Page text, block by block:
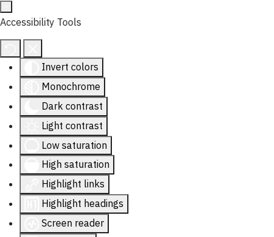
Accessibility Tools
Invert colors
Monochrome
Dark contrast
Light contrast
Low saturation
High saturation
Highlight links
Highlight headings
Screen reader